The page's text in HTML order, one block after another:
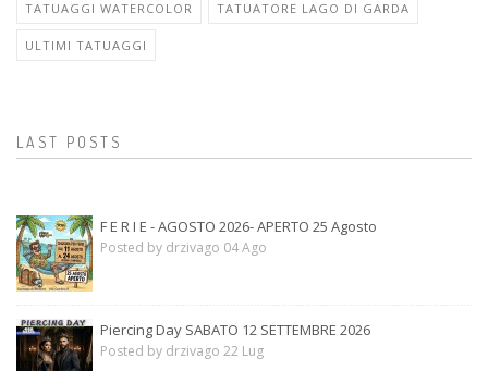
TATUAGGI WATERCOLOR TATUATORE LAGO DI GARDA
ULTIMI TATUAGGI
LAST POSTS
F E R I E - AGOSTO 2026- APERTO 25 Agosto
Posted by drzivago 04 Ago
Piercing Day SABATO 12 SETTEMBRE 2026
Posted by drzivago 22 Lug